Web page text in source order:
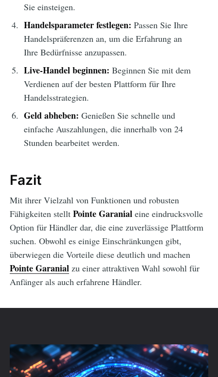
Sie einsteigen.
Handelsparameter festlegen: Passen Sie Ihre
Handelspräferenzen an, um die Erfahrung an
Ihre Bedürfnisse anzupassen.
Live-Handel beginnen: Beginnen Sie mit dem
Verdienen auf der besten Plattform für Ihre
Handelsstrategien.
Geld abheben: Genießen Sie schnelle und
einfache Auszahlungen, die innerhalb von 24
Stunden bearbeitet werden.
Fazit
Mit ihrer Vielzahl von Funktionen und robusten
Fähigkeiten stellt Pointe Garanial eine eindrucksvolle
Option für Händler dar, die eine zuverlässige Plattform
suchen. Obwohl es einige Einschränkungen gibt,
überwiegen die Vorteile diese deutlich und machen
Pointe Garanial zu einer attraktiven Wahl sowohl für
Anfänger als auch erfahrene Händler.